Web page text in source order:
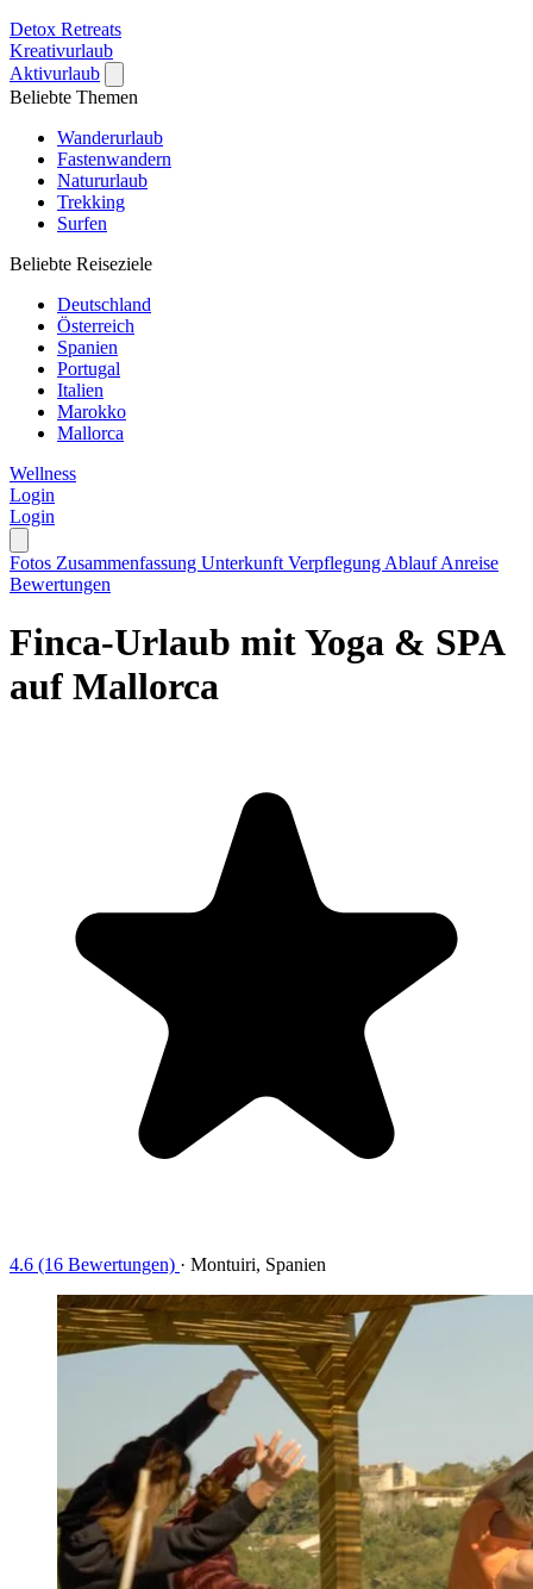
Detox Retreats
Kreativurlaub
Aktivurlaub
Beliebte Themen
Wanderurlaub
Fastenwandern
Natururlaub
Trekking
Surfen
Beliebte Reiseziele
Deutschland
Österreich
Spanien
Portugal
Italien
Marokko
Mallorca
Wellness
Login
Login
Fotos Zusammenfassung Unterkunft Verpflegung AblaufAnreise
Bewertungen
Finca-Urlaub mit Yoga & SPA
auf Mallorca
4.6 (16 Bewertungen) · Montuiri, Spanien